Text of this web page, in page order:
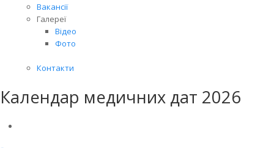
Вакансії
Галереї
Відео
Фото
Контакти
Календар медичних дат 2026